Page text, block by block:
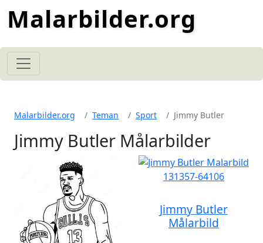
Malarbilder.org
Malarbilder.org Teman Sport Jimmy Butler
Jimmy Butler Målarbilder
Jimmy Butler
Målarbild